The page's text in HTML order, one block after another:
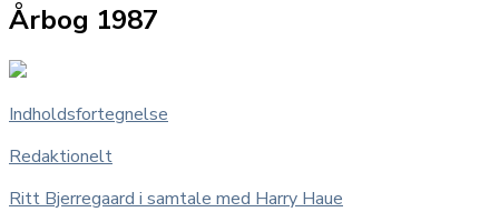
Årbog 1987
Indholdsfortegnelse
Redaktionelt
Ritt Bjerregaard i samtale med Harry Haue